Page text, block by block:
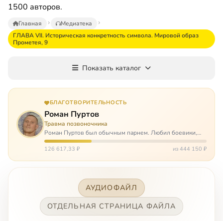
1500 авторов.
Главная
Медиатека
ГЛАВА VII. Историческая конкретность символа. Мировой образ
Прометея, 9
Показать каталог
БЛАГОТВОРИТЕЛЬНОСТЬ
Роман Пуртов
Травма позвоночника
Роман Пуртов был обычным парнем. Любил боевики,
хорошие автомобили, был не дурак поиграть в комп,
любил жену и обожал дочь. А потом, будучи
126 617,33 ₽ из 444 150 ₽
АУДИОФАЙЛ
ОТДЕЛЬНАЯ СТРАНИЦА ФАЙЛА